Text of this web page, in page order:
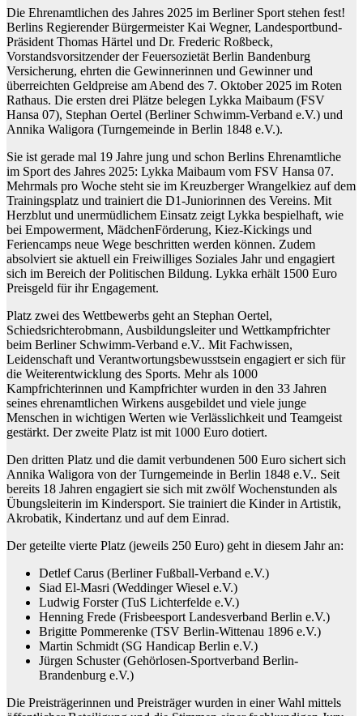
Die Ehrenamtlichen des Jahres 2025 im Berliner Sport stehen fest!
Berlins Regierender Bürgermeister Kai Wegner, Landesportbund-
Präsident Thomas Härtel und Dr. Frederic Roßbeck,
Vorstandsvorsitzender der Feuersozietät Berlin Bandenburg
Versicherung, ehrten die Gewinnerinnen und Gewinner und
überreichten Geldpreise am Abend des 7. Oktober 2025 im Roten
Rathaus. Die ersten drei Plätze belegen Lykka Maibaum (FSV
Hansa 07), Stephan Oertel (Berliner Schwimm-Verband e.V.) und
Annika Waligora (Turngemeinde in Berlin 1848 e.V.).
Sie ist gerade mal 19 Jahre jung und schon Berlins Ehrenamtliche
im Sport des Jahres 2025: Lykka Maibaum vom FSV Hansa 07.
Mehrmals pro Woche steht sie im Kreuzberger Wrangelkiez auf dem
Trainingsplatz und trainiert die D1-Juniorinnen des Vereins. Mit
Herzblut und unermüdlichem Einsatz zeigt Lykka bespielhaft, wie
bei Empowerment, MädchenFörderung, Kiez-Kickings und
Feriencamps neue Wege beschritten werden können. Zudem
absolviert sie aktuell ein Freiwilliges Soziales Jahr und engagiert
sich im Bereich der Politischen Bildung. Lykka erhält 1500 Euro
Preisgeld für ihr Engagement.
Platz zwei des Wettbewerbs geht an Stephan Oertel,
Schiedsrichterobmann, Ausbildungsleiter und Wettkampfrichter
beim Berliner Schwimm-Verband e.V.. Mit Fachwissen,
Leidenschaft und Verantwortungsbewusstsein engagiert er sich für
die Weiterentwicklung des Sports. Mehr als 1000
Kampfrichterinnen und Kampfrichter wurden in den 33 Jahren
seines ehrenamtlichen Wirkens ausgebildet und viele junge
Menschen in wichtigen Werten wie Verlässlichkeit und Teamgeist
gestärkt. Der zweite Platz ist mit 1000 Euro dotiert.
Den dritten Platz und die damit verbundenen 500 Euro sichert sich
Annika Waligora von der Turngemeinde in Berlin 1848 e.V.. Seit
bereits 18 Jahren engagiert sie sich mit zwölf Wochenstunden als
Übungsleiterin im Kindersport. Sie trainiert die Kinder in Artistik,
Akrobatik, Kindertanz und auf dem Einrad.
Der geteilte vierte Platz (jeweils 250 Euro) geht in diesem Jahr an:
Detlef Carus (Berliner Fußball-Verband e.V.)
Siad El-Masri (Weddinger Wiesel e.V.)
Ludwig Forster (TuS Lichterfelde e.V.)
Henning Frede (Frisbeesport Landesverband Berlin e.V.)
Brigitte Pommerenke (TSV Berlin-Wittenau 1896 e.V.)
Martin Schmidt (SG Handicap Berlin e.V.)
Jürgen Schuster (Gehörlosen-Sportverband Berlin-
Brandenburg e.V.)
Die Preisträgerinnen und Preisträger wurden in einer Wahl mittels